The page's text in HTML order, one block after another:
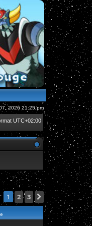
2026 21:25 pm
UTC+02:00
1 2 3 Suivante